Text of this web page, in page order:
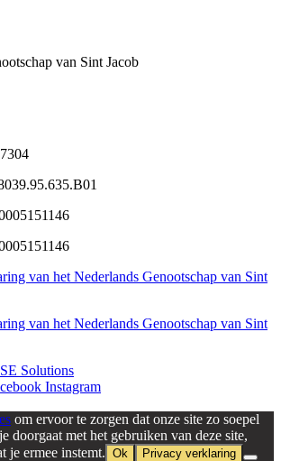
van Sint Jacob
van het Nederlands Genootschap van Sint
van het Nederlands Genootschap van Sint
Solutions
Instagram
om ervoor te zorgen dat onze site zo soepel
doorgaat met het gebruiken van deze site,
je ermee instemt. Ok Privacy verklaring